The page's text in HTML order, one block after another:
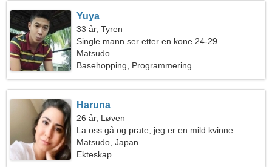
Yuya
33 år, Tyren
Single mann ser etter en kone 24-29
Matsudo
Basehopping, Programmering
Haruna
26 år, Løven
La oss gå og prate, jeg er en mild kvinne
Matsudo, Japan
Ekteskap